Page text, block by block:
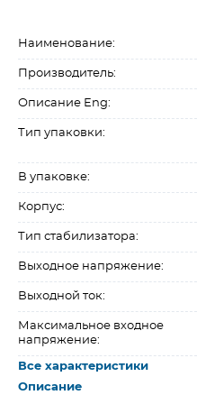
Наименование:
Производитель:
Описание Eng:
Тип упаковки:
В упаковке:
Корпус:
Тип стабилизатора:
Выходное напряжение:
Выходной ток:
Максимальное входное
напряжение:
Все характеристики
Описание